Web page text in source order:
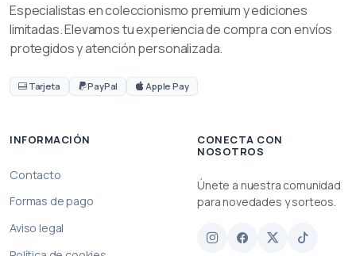
Especialistas en coleccionismo premium y ediciones
limitadas. Elevamos tu experiencia de compra con envíos
protegidos y atención personalizada.
Tarjeta PayPal Apple Pay
INFORMACIÓN
Contacto
Formas de pago
Aviso legal
CONECTA CON
NOSOTROS
Únete a nuestra comunidad
para novedades y sorteos.